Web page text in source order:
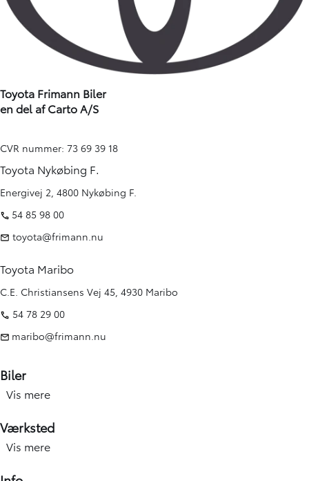
Toyota Frimann Biler
en del af Carto A/S
CVR nummer: 73 69 39 18
Toyota Nykøbing F.
Energivej 2, 4800 Nykøbing F.
54 85 98 00
toyota@frimann.nu
Toyota Maribo
C.E. Christiansens Vej 45, 4930 Maribo
54 78 29 00
maribo@frimann.nu
Biler
Nye biler
Kampagner
Vis mere
Værksted
Værksted forside
Vis mere